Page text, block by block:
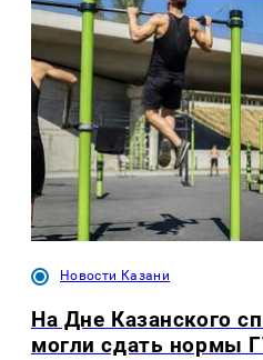
Новости Казани
На Дне Казанского
могли сдать нормы